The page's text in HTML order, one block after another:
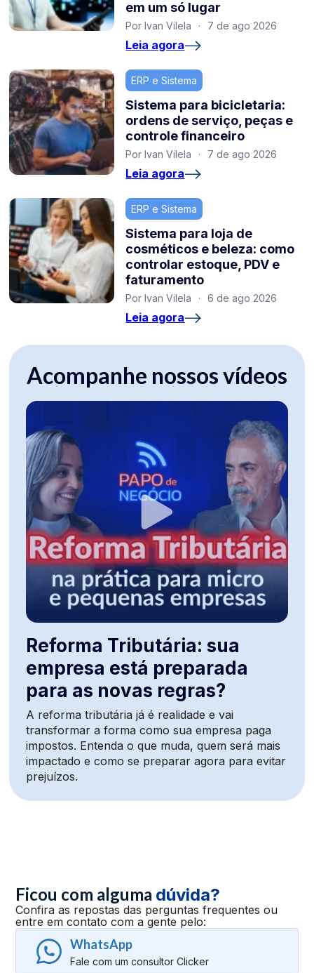
em um só lugar
Por Ivan Vilela · 7 de ago 2026
Leia agora
ERP e Sistema
Sistema para bicicletaria:
ordens de serviço, peças e
controle financeiro
Por Ivan Vilela · 7 de ago 2026
Leia agora
ERP e Sistema
Sistema para loja de
cosméticos e beleza: como
controlar estoque, PDV e
faturamento
Por Ivan Vilela · 6 de ago 2026
Leia agora
Acompanhe nossos vídeos
Reforma Tributária: sua
empresa está preparada
para as novas regras?
A reforma tributária já é realidade e vai
transformar a forma como sua empresa paga
impostos. Entenda o que muda, quem será mais
impactado e como se preparar agora para evitar
prejuízos.
Ficou com alguma dúvida?
Confira as repostas das perguntas frequentes ou
entre em contato com a gente pelo:
WhatsApp
Fale com um consultor Clicker